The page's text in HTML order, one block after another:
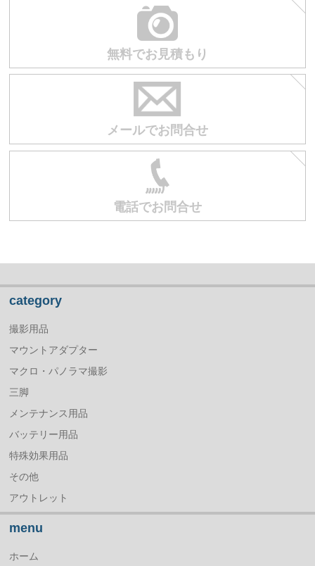
お買い物を続ける
無料でお見積もり
メールでお問合せ
電話でお問合せ
category
撮影用品
マウントアダプター
マクロ・パノラマ撮影
三脚
メンテナンス用品
バッテリー用品
特殊効果用品
その他
アウトレット
menu
ホーム